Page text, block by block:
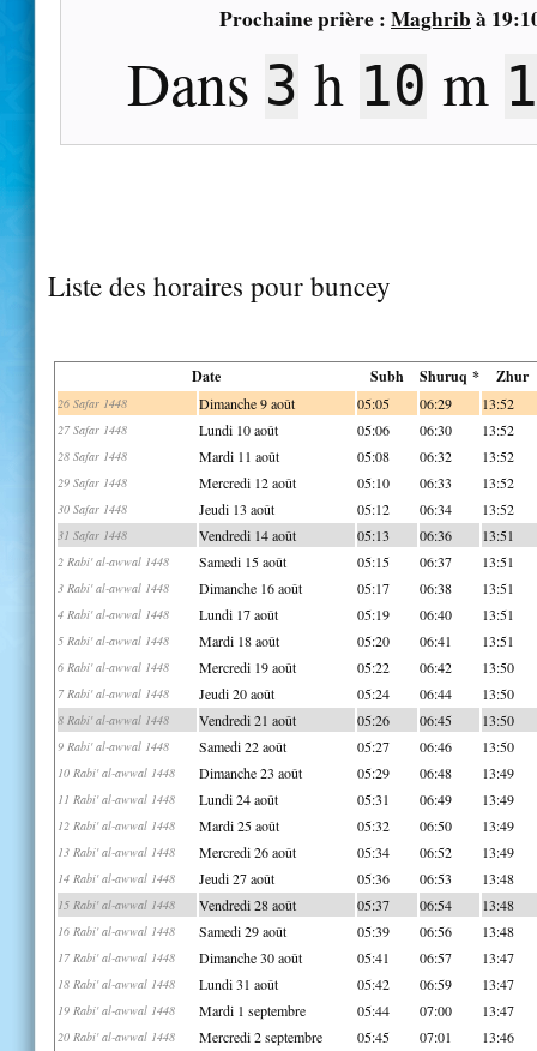
Prochaine prière : Maghrib à
Dans 3 h 10 m
Liste des horaires pour buncey
Date Subh Shuruq * Zhur
26 Safar 1448 Dimanche 9 août 05:05 06:29 13:52
27 Safar 1448 Lundi 10 août 05:06 06:30 13:52
28 Safar 1448 Mardi 11 août 05:08 06:32 13:52
29 Safar 1448 Mercredi 12 août 05:10 06:33 13:52
30 Safar 1448 Jeudi 13 août 05:12 06:34 13:52
31 Safar 1448 Vendredi 14 août 05:13 06:36 13:51
2 Rabi' al-awwal 1448 Samedi 15 août 05:15 06:37 13:51
3 Rabi' al-awwal 1448 Dimanche 16 août 05:17 06:38 13:51
4 Rabi' al-awwal 1448 Lundi 17 août 05:19 06:40 13:51
5 Rabi' al-awwal 1448 Mardi 18 août 05:20 06:41 13:51
6 Rabi' al-awwal 1448 Mercredi 19 août 05:22 06:42 13:50
7 Rabi' al-awwal 1448 Jeudi 20 août 05:24 06:44 13:50
8 Rabi' al-awwal 1448 Vendredi 21 août 05:26 06:45 13:50
9 Rabi' al-awwal 1448 Samedi 22 août 05:27 06:46 13:50
10 Rabi' al-awwal 1448 Dimanche 23 août 05:29 06:48 13:49
11 Rabi' al-awwal 1448 Lundi 24 août 05:31 06:49 13:49
12 Rabi' al-awwal 1448 Mardi 25 août 05:32 06:50 13:49
13 Rabi' al-awwal 1448 Mercredi 26 août 05:34 06:52 13:49
14 Rabi' al-awwal 1448 Jeudi 27 août 05:36 06:53 13:48
15 Rabi' al-awwal 1448 Vendredi 28 août 05:37 06:54 13:48
16 Rabi' al-awwal 1448 Samedi 29 août 05:39 06:56 13:48
17 Rabi' al-awwal 1448 Dimanche 30 août 05:41 06:57 13:47
18 Rabi' al-awwal 1448 Lundi 31 août 05:42 06:59 13:47
19 Rabi' al-awwal 1448 Mardi 1 septembre 05:44 07:00 13:47
20 Rabi' al-awwal 1448 Mercredi 2 septembre 05:45 07:01 13:46